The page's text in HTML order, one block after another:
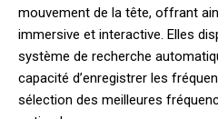
mouvement de la tête, offrant
immersive et interactive. Elles
système de recherche
capacité d’enregistrer les
sélection des meilleures